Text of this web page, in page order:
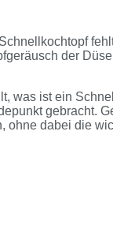
der
was ist ein
gebracht.
ohne dabei die